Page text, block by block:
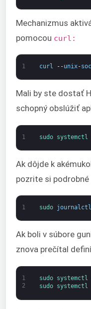
Mechanizmus
pomocou curl:
1 curl --unix-
Mali by ste dostať
schopný obslúžiť
1 sudo systemctl
Ak dôjde k
pozrite si podrobné
1 sudo journalctl
Ak boli v súbore
znova prečítal
1
2
sudo systemctl
sudo systemctl